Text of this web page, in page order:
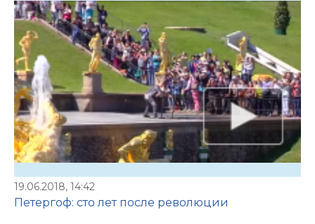
19.06.2018, 14:42
Петергоф: сто лет после революции